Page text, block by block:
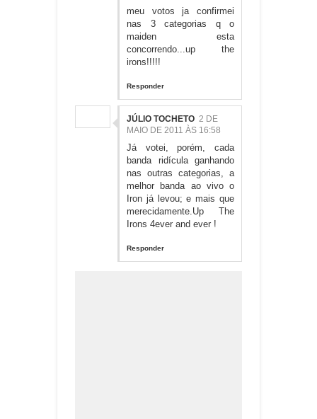
meu votos ja confirmei
nas 3 categorias q o
maiden esta
concorrendo...up the
irons!!!!!
Responder
JÚLIO TOCHETO 2 DE
MAIO DE 2011 ÀS 16:58
Já votei, porém, cada
banda ridícula ganhando
nas outras categorias, a
melhor banda ao vivo o
Iron já levou; e mais que
merecidamente.Up The
Irons 4ever and ever !
Responder